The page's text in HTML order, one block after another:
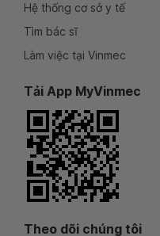
Hệ thống cơ sở y tế
Tìm bác sĩ
Làm việc tại Vinmec
Tải App MyVinmec
Theo dõi chúng tôi